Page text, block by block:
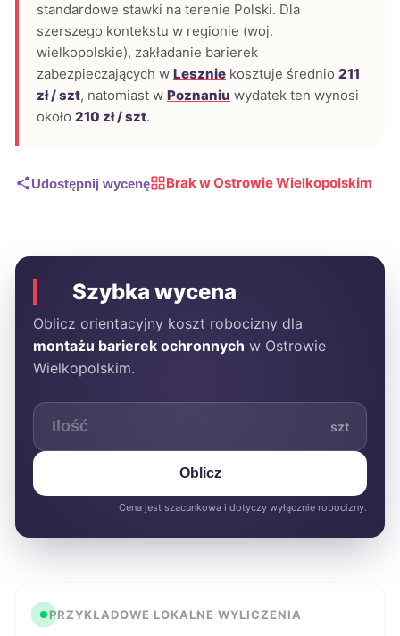
standardowe stawki na terenie Polski. Dla
szerszego kontekstu w regionie (woj.
wielkopolskie), zakładanie barierek
zabezpieczających w Lesznie kosztuje średnio 211
zł / szt, natomiast w Poznaniu wydatek ten wynosi
około 210 zł / szt.
Udostępnij wycenę Brak w Ostrowie Wielkopolskim
Szybka wycena
Oblicz orientacyjny koszt robocizny dla
montażu barierek ochronnych w Ostrowie
Wielkopolskim.
szt
Oblicz
Cena jest szacunkowa i dotyczy wyłącznie robocizny.
PRZYKŁADOWE LOKALNE WYLICZENIA